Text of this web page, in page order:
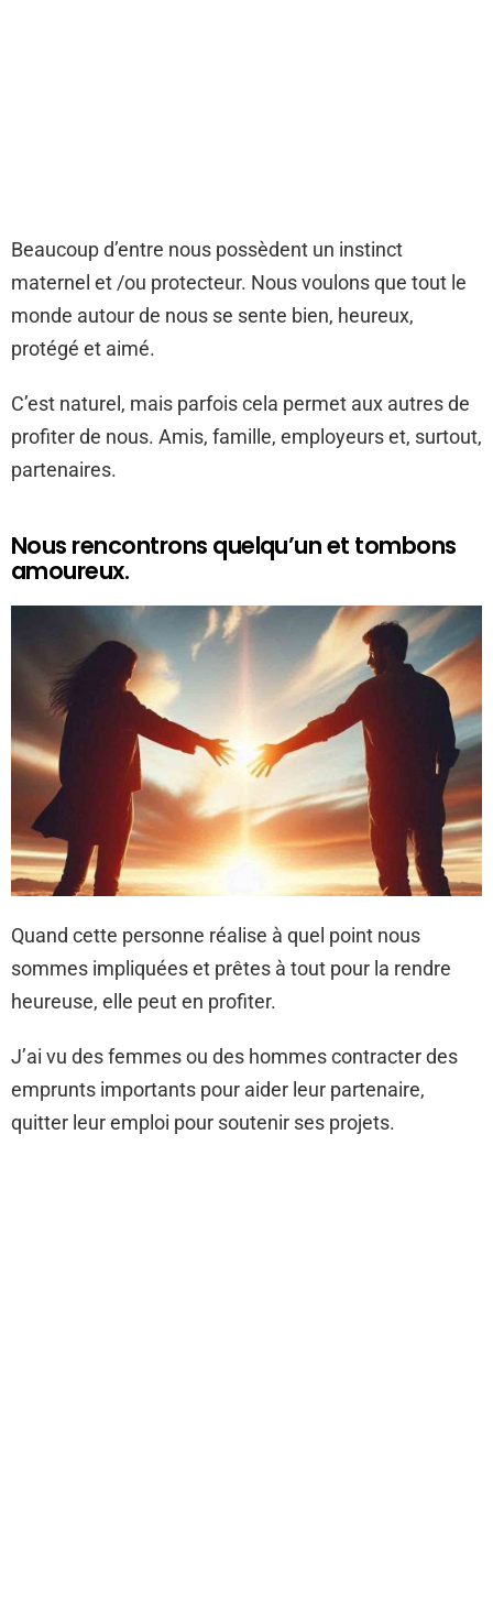
Beaucoup d’entre nous possèdent un instinct
maternel et /ou protecteur. Nous voulons que tout le
monde autour de nous se sente bien, heureux,
protégé et aimé.
C’est naturel, mais parfois cela permet aux autres de
profiter de nous. Amis, famille, employeurs et, surtout,
partenaires.
Nous rencontrons quelqu’un et tombons
amoureux.
Quand cette personne réalise à quel point nous
sommes impliquées et prêtes à tout pour la rendre
heureuse, elle peut en profiter.
J’ai vu des femmes ou des hommes contracter des
emprunts importants pour aider leur partenaire,
quitter leur emploi pour soutenir ses projets.